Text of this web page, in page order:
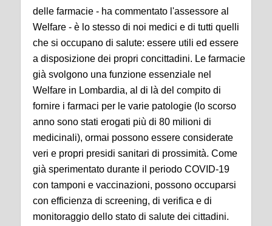
delle farmacie - ha commentato l'assessore al
Welfare - è lo stesso di noi medici e di tutti quelli
che si occupano di salute: essere utili ed essere
a disposizione dei propri concittadini. Le farmacie
già svolgono una funzione essenziale nel
Welfare in Lombardia, al di là del compito di
fornire i farmaci per le varie patologie (lo scorso
anno sono stati erogati più di 80 milioni di
medicinali), ormai possono essere considerate
veri e propri presidi sanitari di prossimità. Come
già sperimentato durante il periodo COVID-19
con tamponi e vaccinazioni, possono occuparsi
con efficienza di screening, di verifica e di
monitoraggio dello stato di salute dei cittadini.